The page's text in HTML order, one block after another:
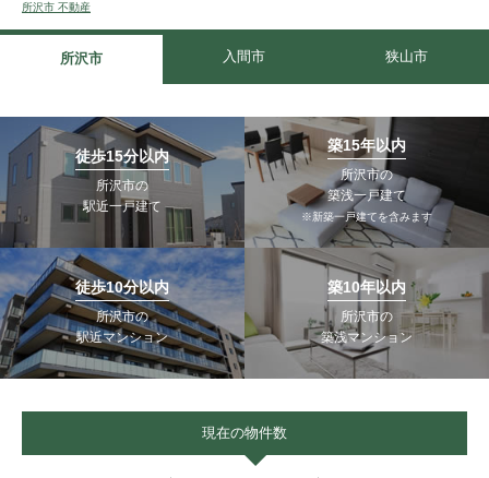
所沢市 不動産
所沢市 入間市 狭山市
徒歩15分以内
所沢市の
駅近一戸建て
築15年以内
所沢市の
築浅一戸建て
※新築一戸建てを含みます
徒歩10分以内
所沢市の
駅近マンション
築10年以内
所沢市の
築浅マンション
現在の物件数